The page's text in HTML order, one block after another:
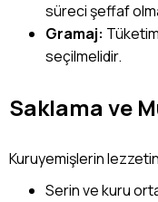
süreci şeffaf
Gramaj:
seçilmelidir.
Saklama ve
Kuruyemişlerin
Serin ve kuru